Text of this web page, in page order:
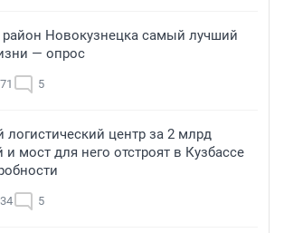
район Новокузнецка самый лучший
— опрос
5
центр за 2 млрд
и мост для него отстроят в Кузбассе
5